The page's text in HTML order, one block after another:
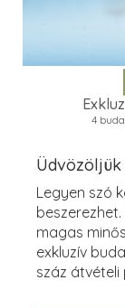
4
Legyen szó
magas
exkluzív
száz